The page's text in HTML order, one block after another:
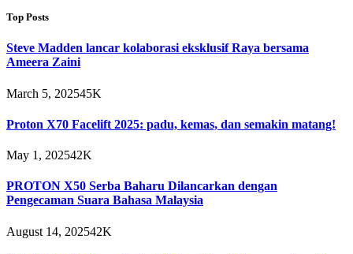
Top Posts
Steve Madden lancar kolaborasi eksklusif Raya bersama
Ameera Zaini
March 5, 202545K
Proton X70 Facelift 2025: padu, kemas, dan semakin matang!
May 1, 202542K
PROTON X50 Serba Baharu Dilancarkan dengan
Pengecaman Suara Bahasa Malaysia
August 14, 202542K